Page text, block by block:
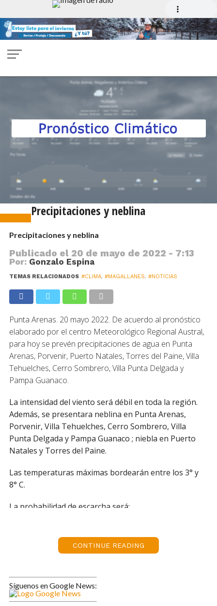
NoticiasPrecipitaciones y neblina
Precipitaciones y neblina
Publicado el 20 de mayo de 2022 - 7:13
Por: Gonzalo Espina
TEMAS RELACIONADOS #CLIMA, #MAGALLANES, #NOTICIAS
Punta Arenas. 20 mayo 2022. De acuerdo al pronóstico
elaborado por el centro Meteorológico Regional Austral,
para hoy se prevén precipitaciones de agua en Punta
Arenas, Porvenir, Puerto Natales, Torres del Paine, Villa
Tehuelches, Cerro Sombrero, Villa Punta Delgada y
Pampa Guanaco.
La intensidad del viento será débil en toda la región.
Además, se presentara neblina en Punta Arenas,
Porvenir, Villa Tehuelches, Cerro Sombrero, Villa
Punta Delgada y Pampa Guanaco ; niebla en Puerto
Natales y Torres del Paine.
Las temperaturas máximas bordearán entre los 3° y
8° C.
La probabilidad de escarcha será:
BAJA: Porvenir, Puerto Williams y Cerro Sombrero.
CONTINUE READING
Síguenos en Google News: